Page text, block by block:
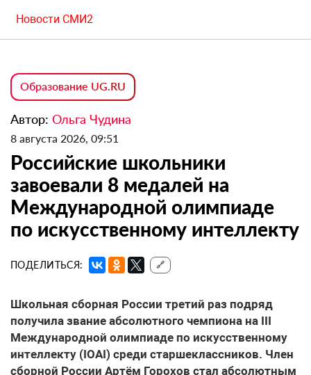
Новости СМИ2
Образование UG.RU
Автор: Ольга Чудина
8 августа 2026, 09:51
Российские школьники
завоевали 8 медалей на
Международной олимпиаде
по искусственному интеллекту
ПОДЕЛИТЬСЯ: 🔗
Школьная сборная России третий раз подряд
получила звание абсолютного чемпиона на III
Международной олимпиаде по искусственному
интеллекту (IOAI) среди старшеклассников. Член
сборной России Артём Горохов стал абсолютным